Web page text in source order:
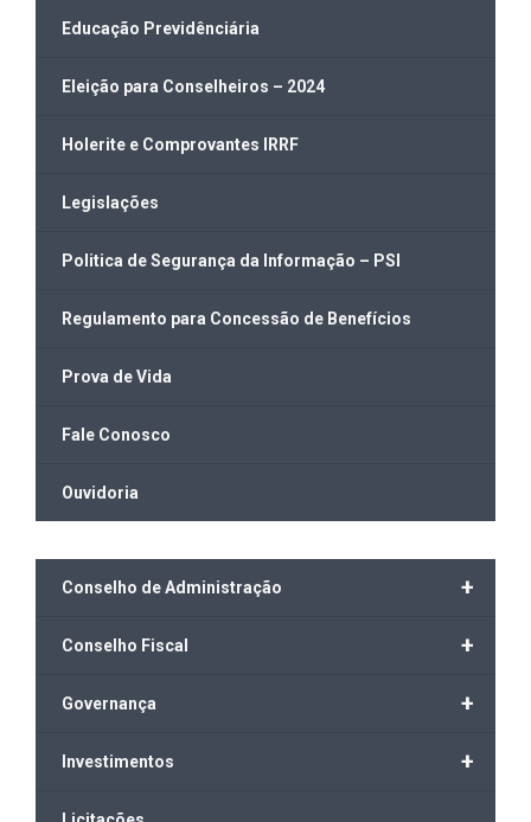
Educação Previdênciária
Eleição para Conselheiros – 2024
Holerite e Comprovantes IRRF
Legislações
Politica de Segurança da Informação – PSI
Regulamento para Concessão de Benefícios
Prova de Vida
Fale Conosco
Ouvidoria
+
Conselho de Administração
+
Conselho Fiscal
+
Governança
+
Investimentos